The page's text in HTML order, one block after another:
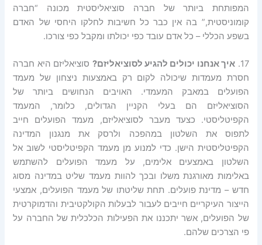
המפותחת ביותר של חברה סוציאליסטית מכונה “חברה
קומוניסטית,” בה אין כבר כל חשיבות לחלקו היחסי של האדם
בשפע הכללי – כל אדם עובד כפי יכולתו ומקבל כפי צורכו.
17. איךאנחנו יכולים להגיע לסוציאליזם? סוציאליזם היא חברה
חסרת מעמדות שיכולה לקום רק באמצעות ניצחון של מעמד
הפועלים במאבק המעמדי. האויבים הנחושים ביותר של
הסוציאליזם הם בעלי הקניין הגדולים, כלומר, המעמד
הקפיטליסטי. כצעד מעבר לסוציאליזם, מעמד הפועלים חייב
לתפוס את השלטון במהפכה ולרסק את מנגנון המדינה
הקפיטליסטית הישן. כדי למנוע מן מעמד הקפיטליסטי לשוב אל
השלטון באמצעים אלימים, על מעמד הפועלים להשתמש
באלימות מאורגנת משלו ובכך להוות מעמד שליט במדינה מסוג
חדש – מדינת פועלים. תחת שליטתו של מעמד הפועלים, אמצעי
הייצור העיקריים חייבים לעבור לבעלות הקולקטיבית והדמוקרטית
של הפועלים, אשר יתכננו את הפעילות הכלכלית של החברה על
פי הצרכים שלהם.